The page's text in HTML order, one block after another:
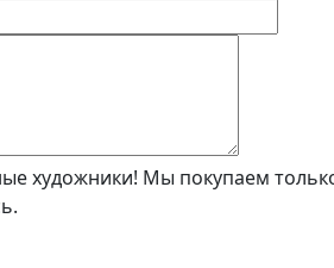
художники! Мы покупаем